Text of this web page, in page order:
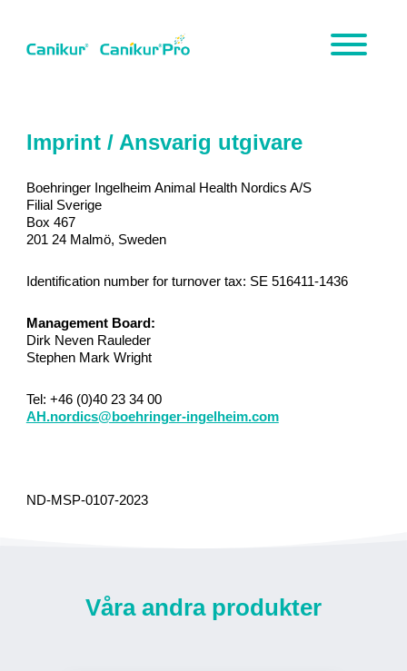
content
Imprint / Ansvarig utgivare
Boehringer Ingelheim Animal Health Nordics A/S
Filial Sverige
Box 467
201 24 Malmö, Sweden
Identification number for turnover tax: SE 516411-1436
Management Board:
Dirk Neven Rauleder
Stephen Mark Wright
Tel: +46 (0)40 23 34 00
AH.nordics@boehringer-ingelheim.com
ND-MSP-0107-2023
Våra andra produkter